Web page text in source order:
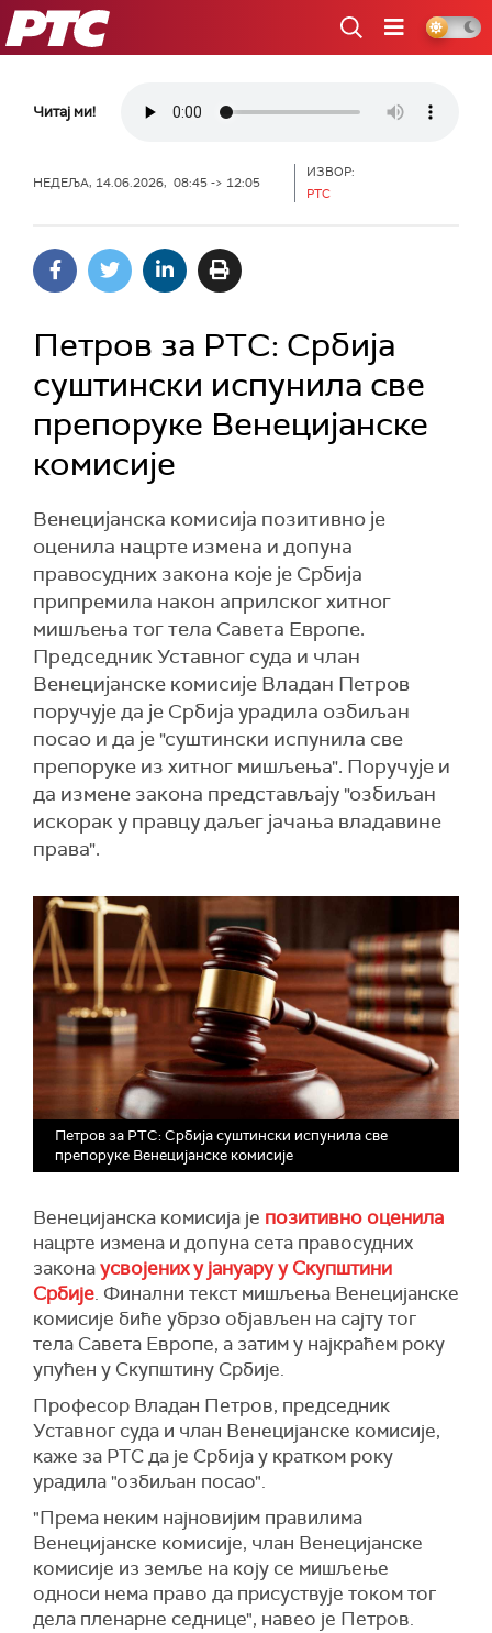
РТС
Читај ми!
НЕДЕЉА, 14.06.2026, 08:45 -> 12:05
ИЗВОР:
РТС
Петров за РТС: Србија
суштински испунила све
препоруке Венецијанске
комисије
Венецијанска комисија позитивно је
оценила нацрте измена и допуна
правосудних закона које је Србија
припремила након априлског хитног
мишљења тог тела Савета Европе.
Председник Уставног суда и члан
Венецијанске комисије Владан Петров
поручује да је Србија урадила озбиљан
посао и да је "суштински испунила све
препоруке из хитног мишљења". Поручује и
да измене закона представљају "озбиљан
искорак у правцу даљег јачања владавине
права".
Петров за РТС: Србија суштински испунила све
препоруке Венецијанске комисије
Венецијанска комисија је позитивно оценила
нацрте измена и допуна сета правосудних
законаусвојених у јануару у Скупштини
Србије. Финални текст мишљења Венецијанске
комисије биће убрзо објављен на сајту тог
тела Савета Европе, а затим у најкраћем року
упућен у Скупштину Србије.
Професор Владан Петров, председник
Уставног суда и члан Венецијанске комисије,
каже за РТС да је Србија у кратком року
урадила "озбиљан посао".
"Према неким најновијим правилима
Венецијанске комисије, члан Венецијанске
комисије из земље на коју се мишљење
односи нема право да присуствује током тог
дела пленарне седнице", навео је Петров.